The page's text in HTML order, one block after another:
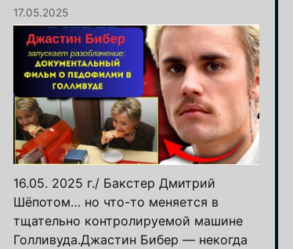
17.05.2025
16.05. 2025 г./ Бакстер Дмитрий
Шёпотом… но что-то меняется в
тщательно контролируемой машине
Голливуда.Джастин Бибер — некогда